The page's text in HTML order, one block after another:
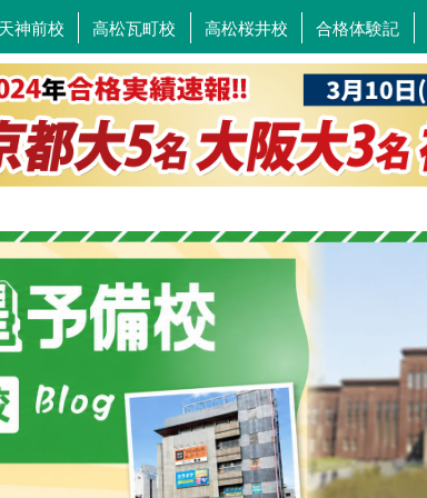
合格体験記
高松桜井校
高松瓦町校
神前校